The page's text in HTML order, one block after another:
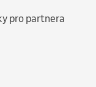
pro partnera